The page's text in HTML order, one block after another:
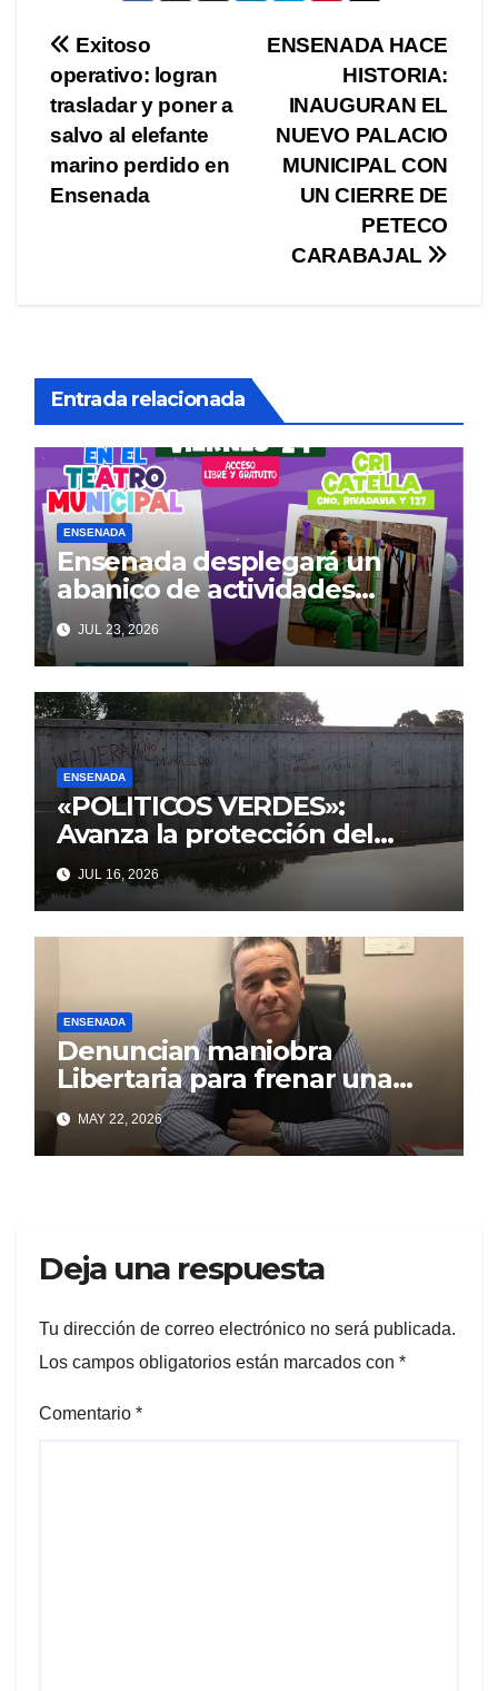
Navegación
de
entradas
ENSENADA HACE
HISTORIA:
INAUGURAN EL
NUEVO PALACIO
MUNICIPAL CON
UN CIERRE DE
PETECO
CARABAJAL
Exitoso
operativo: logran
trasladar y poner a
salvo al elefante
marino perdido en
Ensenada
Entrada relacionada
ENSENADA
Ensenada desplegará un
abanico de actividades
culturales y recreativas
gratuitas para disfrutar en
familia este fin de semana
JUL 23, 2026
ENSENADA
«POLITICOS VERDES»:
Avanza la protección del
Paseo Costero de Punta Lara
frente a intentos de parálisis
con trasfondo político
JUL 16, 2026
ENSENADA
Denuncian maniobra
Libertaria para frenar una
obra que beneficia a los
puntalarenses
MAY 22, 2026
Deja una respuesta
Tu dirección de correo electrónico no será publicada.
Los campos obligatorios están marcados con *
Comentario *